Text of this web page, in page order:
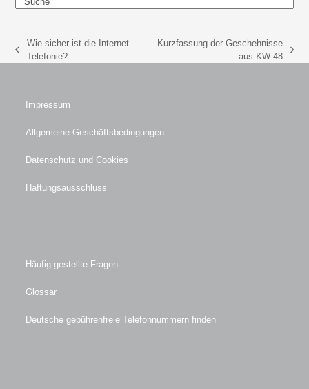
vorheriger
Wie sicher ist die Internet
Telefonie?
Kurzfassung der Geschehnisse
aus KW 48
Impressum
Allgemeine Geschäftsbedingungen
Datenschutz und Cookies
Haftungsausschluss
Häufig gestellte Fragen
Glossar
Deutsche gebührenfreie Telefonnummern finden